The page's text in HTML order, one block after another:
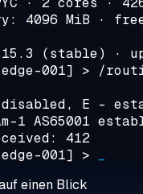
4096 MiB ·
(stable) ·
edge-001] >
/
E -
1 AS65001
412
edge-001] >
einen Blick